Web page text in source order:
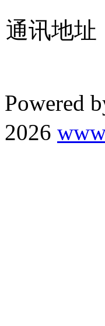
通讯地址
Powered
2026